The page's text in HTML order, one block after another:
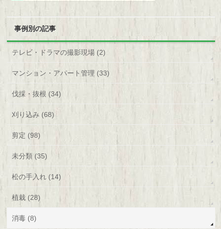
事例別の記事
テレビ・ドラマの撮影現場 (2)
マンション・アパート管理 (33)
伐採・抜根 (34)
刈り込み (68)
剪定 (98)
未分類 (35)
松の手入れ (14)
植栽 (28)
消毒 (8)